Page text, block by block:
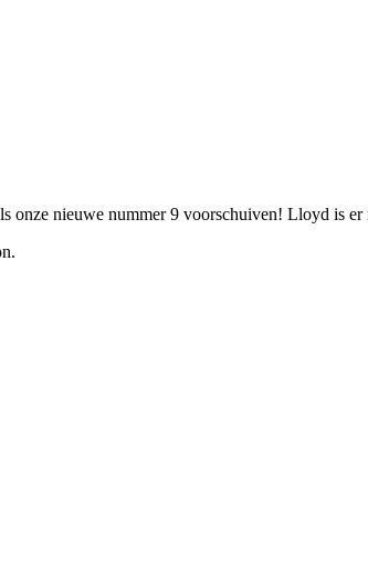
onze nieuwe nummer 9 voorschuiven! Lloyd is